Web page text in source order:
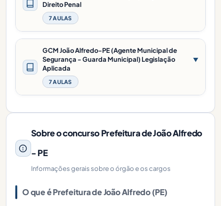
Direito Penal
7 AULAS
GCM João Alfredo-PE (Agente Municipal de
Segurança - Guarda Municipal) Legislação
Aplicada
7 AULAS
▼
Sobre o concurso Prefeitura de João Alfredo
- PE
Informações gerais sobre o órgão e os cargos
O que é Prefeitura de João Alfredo (PE)